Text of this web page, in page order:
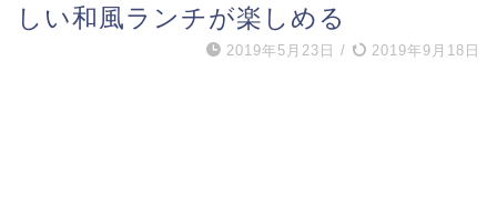
しい和風ランチが楽しめる
2019年5月23日 / 2019年9月18日